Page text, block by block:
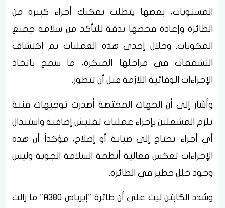
المستويات، بعضها يتطلب تفكيك أجزاء كبيرة من
الطائرة وإعادة فحصها بدقة للتأكد من سلامة جميع
المكونات. وخلال إحدى هذه العمليات تم اكتشاف
التشققات في مراحلها المبكرة، ما سمح باتخاذ
الإجراءات الوقائية اللازمة قبل أن تتطور.
وأشار إلى أن الجهات المختصة أصدرت توجيهات فنية
تلزم المشغلين بإجراء عمليات تفتيش إضافية واستبدال
أي أجزاء تحتاج إلى صيانة أو إصلاح، مؤكداً أن هذه
الإجراءات تعكس فعالية أنظمة السلامة الجوية وليس
وجود خلل خطير في الطائرة.
وشدد الكابتن ليث على أن طائرة "إيرباص A380" ما زالت